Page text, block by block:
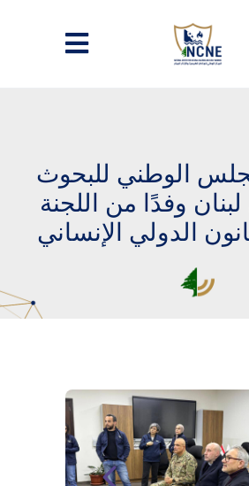
الوطني للبحوث
وفدًا من اللجنة
الدولي الإنساني